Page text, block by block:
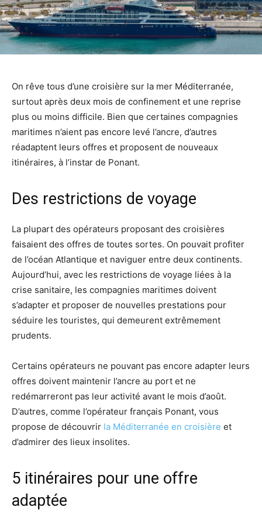
On rêve tous d’une croisière sur la mer Méditerranée,
surtout après deux mois de confinement et une reprise
plus ou moins difficile. Bien que certaines compagnies
maritimes n’aient pas encore levé l’ancre, d’autres
réadaptent leurs offres et proposent de nouveaux
itinéraires, à l’instar de Ponant.
Des restrictions de voyage
La plupart des opérateurs proposant des croisières
faisaient des offres de toutes sortes. On pouvait profiter
de l’océan Atlantique et naviguer entre deux continents.
Aujourd’hui, avec les restrictions de voyage liées à la
crise sanitaire, les compagnies maritimes doivent
s’adapter et proposer de nouvelles prestations pour
séduire les touristes, qui demeurent extrêmement
prudents.
Certains opérateurs ne pouvant pas encore adapter leurs
offres doivent maintenir l’ancre au port et ne
redémarreront pas leur activité avant le mois d’août.
D’autres, comme l’opérateur français Ponant, vous
propose de découvrir la Méditerranée en croisière et
d’admirer des lieux insolites.
5 itinéraires pour une offre
adaptée